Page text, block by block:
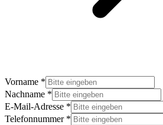
Vorname *
Nachname *
E-Mail-Adresse *
Telefonnummer *